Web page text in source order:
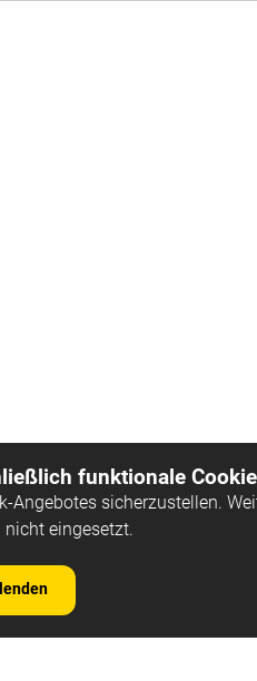
funktionale
sicherzustellen.
nicht eingesetzt.